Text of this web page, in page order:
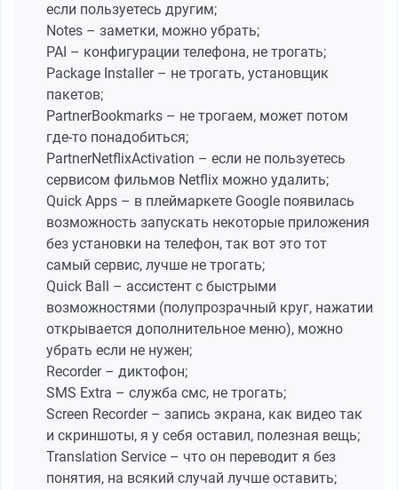
если пользуетесь другим;
Notes – заметки, можно убрать;
PAI – конфигурации телефона, не трогать;
Package Installer – не трогать, установщик
пакетов;
PartnerBookmarks – не трогаем, может потом
где-то понадобиться;
PartnerNetflixActivation – если не пользуетесь
сервисом фильмов Netflix можно удалить;
Quick Apps – в плеймаркете Google появилась
возможность запускать некоторые приложения
без установки на телефон, так вот это тот
самый сервис, лучше не трогать;
Quick Ball – ассистент с быстрыми
возможностями (полупрозрачный круг, нажатии
открывается дополнительное меню), можно
убрать если не нужен;
Recorder – диктофон;
SMS Extra – служба смс, не трогать;
Screen Recorder – запись экрана, как видео так
и скриншоты, я у себя оставил, полезная вещь;
Translation Service – что он переводит я без
понятия, на всякий случай лучше оставить;